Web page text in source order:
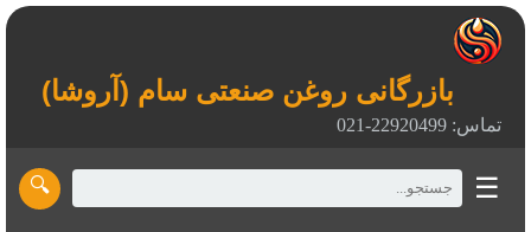
بازرگانی روغن صنعتی سام (آروشا)
تماس: 22920499-021
☰
🔍